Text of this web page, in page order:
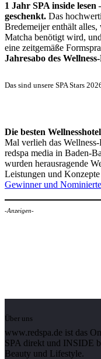
1 Jahr SPA inside
geschenkt. Das
Bredemeijer enthält
Matcha benötigt wird,
eine zeitgemäße
Jahresabo des
Das sind unsere SPA Stars
Die besten
Mal verlieh das
redspa media in Baden-
wurden herausragende
Leistungen und
Gewinner und
-Anzeigen-
Über uns
www.redspa.de ist das
SPA direkt und INSIDE
Beauty und Lifestyle.